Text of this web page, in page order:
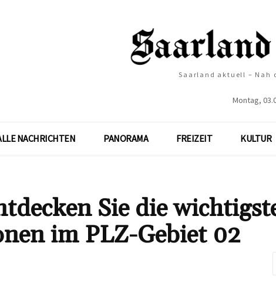
Saarland aktuell – Nah
Montag,
NACHRICHTEN PANORAMA FREIZEIT KULTUR
Sie die
im PLZ-Gebiet 02